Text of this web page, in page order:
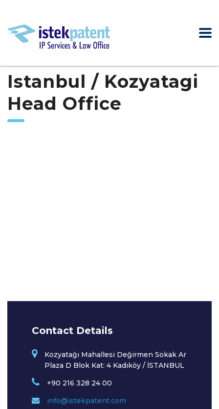
Istanbul / Kozyatagi
Head Office
Contact Details
Kozyatağı Mahallesi Değirmen Sokak Ar
Plaza D Blok Kat: 4 Kadıköy / İSTANBUL
+90 216 328 24 00
info@istekpatent.com